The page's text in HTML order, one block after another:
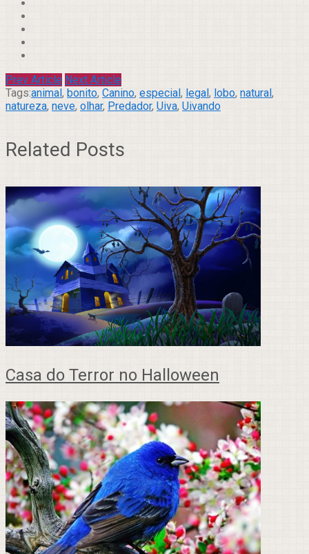
Prev Article Next Article
Tags:animal, bonito, Canino, especial, legal, lobo, natural,
natureza, neve, olhar, Predador, Uiva, Uivando
Related Posts
Casa do Terror no Halloween